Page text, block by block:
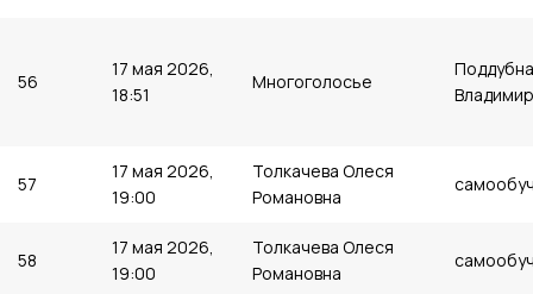
56
17 мая 2026,
18:51
Многоголосье
57
17 мая 2026,
19:00
Толкачева Олеся
Романовна
58
17 мая 2026,
19:00
Толкачева Олеся
Романовна